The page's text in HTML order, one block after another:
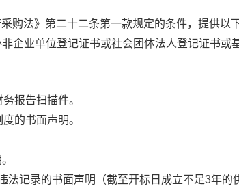
购法》第二十二条第一款规定的条件，提供以
企业单位登记证书或社会团体法人登记证书或
报告扫描件。
的书面声明。
法记录的书面声明（截至开标日成立不足3年的